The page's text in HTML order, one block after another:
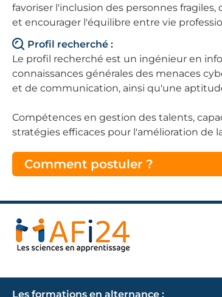
favoriser l'inclusion des personnes
et encourager l'équilibre entre vie
Profil recherché :
Le profil recherché est un ingénieur en
connaissances générales des menaces
et de communication, ainsi qu'une
Compétences en gestion des talents,
stratégies efficaces pour l'amélioration de
Comment postuler ?
Les formations en alternance :